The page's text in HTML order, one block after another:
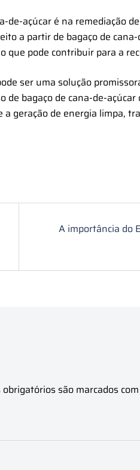
açúcar é na remediação
a partir de bagaço de
pode contribuir para a
ser uma solução
bagaço de cana-de-
geração de energia limpa,
A importância do
obrigatórios são marcados com